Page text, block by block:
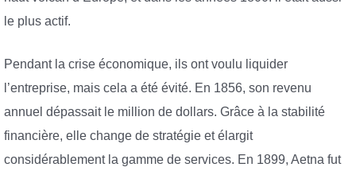
le plus actif.
Pendant la crise économique, ils ont voulu liquider
l’entreprise, mais cela a été évité. En 1856, son revenu
annuel dépassait le million de dollars. Grâce à la stabilité
financière, elle change de stratégie et élargit
considérablement la gamme de services. En 1899, Aetna fut